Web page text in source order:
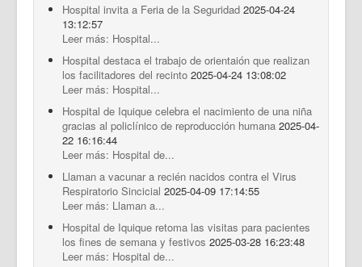
Hospital invita a Feria de la Seguridad 2025-04-24
13:12:57
Leer más: Hospital...
Hospital destaca el trabajo de orientaión que realizan
los facilitadores del recinto 2025-04-24 13:08:02
Leer más: Hospital...
Hospital de Iquique celebra el nacimiento de una niña
gracias al policlínico de reproducción humana 2025-04-
22 16:16:44
Leer más: Hospital de...
Llaman a vacunar a recién nacidos contra el Virus
Respiratorio Sincicial 2025-04-09 17:14:55
Leer más: Llaman a...
Hospital de Iquique retoma las visitas para pacientes
los fines de semana y festivos 2025-03-28 16:23:48
Leer más: Hospital de...